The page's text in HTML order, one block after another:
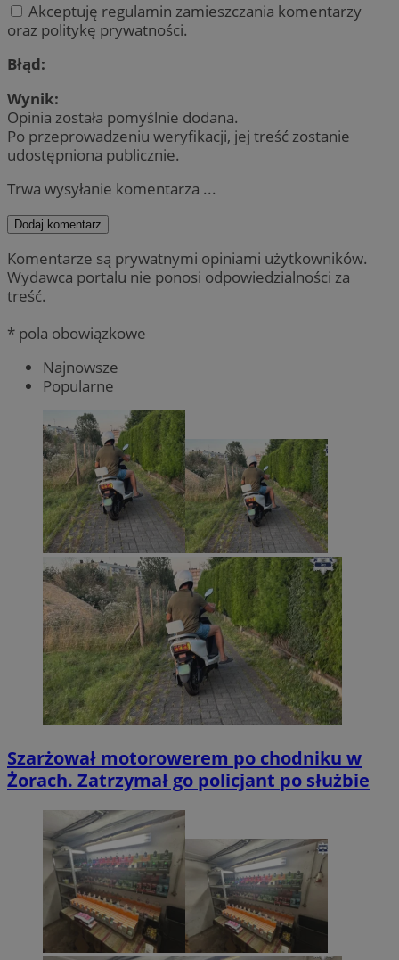
Akceptuję regulamin zamieszczania komentarzy
oraz politykę prywatności.
Błąd:
Wynik:
Opinia została pomyślnie dodana.
Po przeprowadzeniu weryfikacji, jej treść zostanie
udostępniona publicznie.
Trwa wysyłanie komentarza ...
Dodaj komentarz
Komentarze są prywatnymi opiniami użytkowników.
Wydawca portalu nie ponosi odpowiedzialności za
treść.
* pola obowiązkowe
Najnowsze
Popularne
Szarżował motorowerem po chodniku w
Żorach. Zatrzymał go policjant po służbie